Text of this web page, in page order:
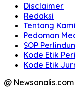
Disclaimer
Redaksi
Tentang Kami
Pedoman
SOP
Kode Etik
Kode Etik
@